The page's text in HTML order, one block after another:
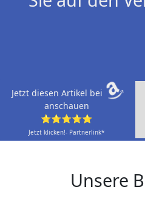
Jetzt diesen Artikel bei
anschauen
⭐⭐⭐⭐⭐
Jetzt klicken!- Partnerlink*
Unsere